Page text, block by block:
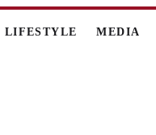
LIFESTYLE MEDIA